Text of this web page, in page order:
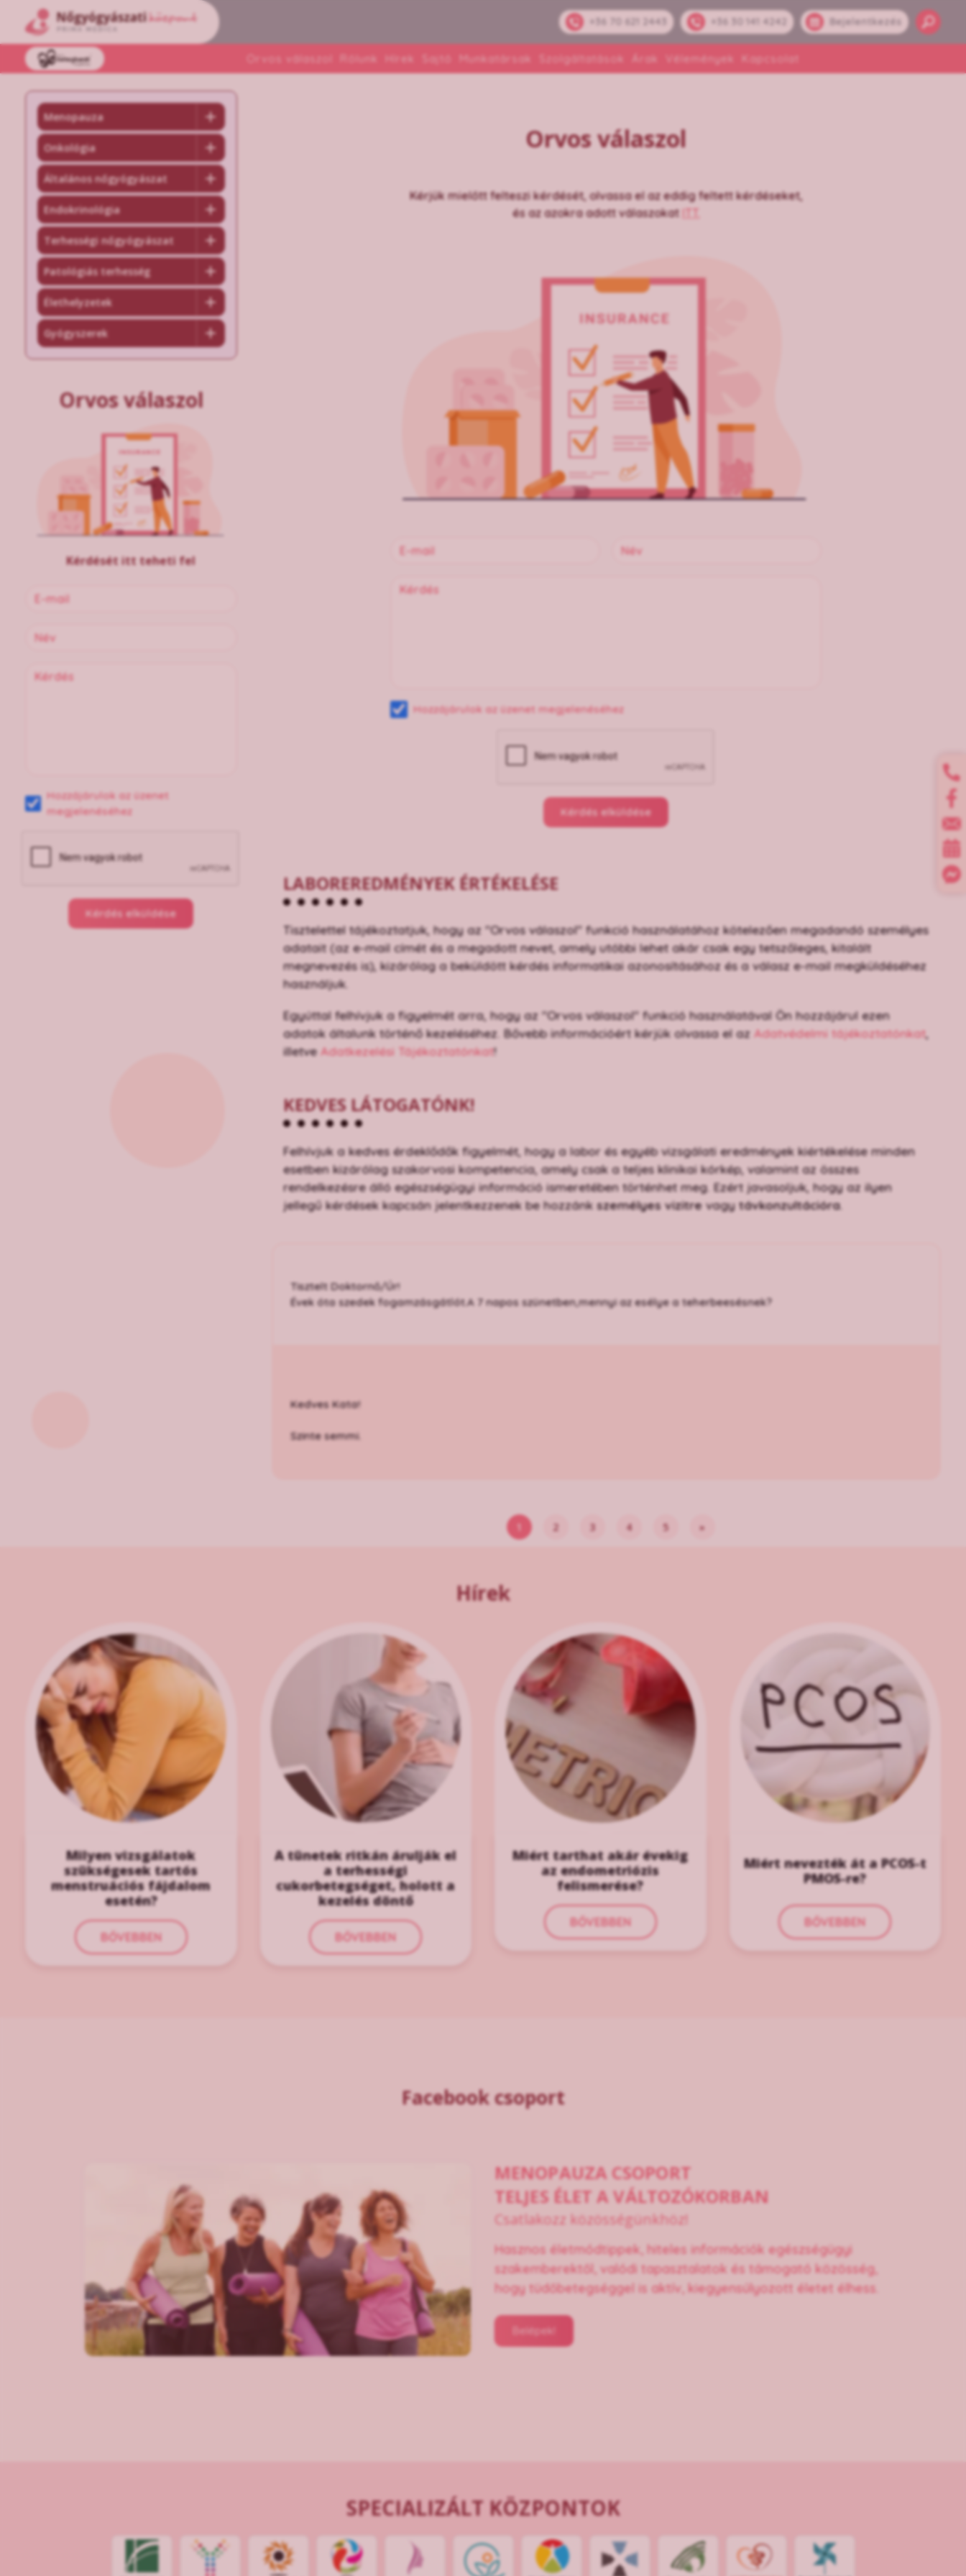
+36 70 621 2443 +36 30 141 4242 Bejelentkezés
Orvos válaszol Rólunk Hírek Sajtó Munkatársak Szolgáltatások Árak Vélemények Kapcsolat
Menopauza
Onkológia
Általános nőgyógyászat
Endokrinológia
Terhességi nőgyógyászat
Patológiás terhesség
Élethelyzetek
Gyógyszerek
Orvos válaszol
Kérdését itt teheti fel
Hozzájárulok az üzenet
megjelenéséhez
Kérdés elküldése
Orvos válaszol
Kérjük mielőtt felteszi kérdését, olvassa el az eddig feltett kérdéseket,
és az azokra adott válaszokat
Hozzájárulok az üzenet megjelenéséhez
Kérdés elküldése
LABOREREDMÉNYEK ÉRTÉKELÉSE
Tisztelettel tájékoztatjuk, hogy az "Orvos válaszol" funkció használatához kötelezően megadandó személyes
adatait (az e-mail címét és a megadott nevet, amely utóbbi lehet akár csak egy tetszőleges, kitalált
megnevezés is), kizárólag a beküldött kérdés informatikai azonosításához és a válasz e-mail megküldéséhez
használjuk.
Egyúttal felhívjuk a figyelmét arra, hogy az "Orvos válaszol" funkció használatával Ön hozzájárul ezen
adatok általunk történő kezeléséhez. Bővebb információért kérjük olvassa el az Adatvédelmi tájékoztatónkat,
illetve Adatkezelési Tájékoztatónkat!
KEDVES LÁTOGATÓNK!
Felhívjuk a kedves érdeklődők figyelmét, hogy a labor és egyéb vizsgálati eredmények kiértékelése minden
esetben kizárólag szakorvosi kompetencia, amely csak a teljes klinikai kórkép, valamint az összes
rendelkezésre álló egészségügyi információ ismeretében történhet meg. Ezért javasoljuk, hogy az ilyen
jellegű kérdések kapcsán jelentkezzenek be hozzánk személyes vizitrevagytávkonzultációra.
Tisztelt Doktornő/Úr!
Évek óta szedek fogamzásgátlót.A 7 napos szünetben,mennyi az esélye a teherbeesésnek?
Kedves Kata!
Szinte semmi.
1 2 3 4 5 »
Hírek
Milyen vizsgálatok
szükségesek tartós
menstruációs fájdalom
esetén?
BŐVEBBEN
A tünetek ritkán árulják el
a terhességi
cukorbetegséget, holott a
kezelés döntő
BŐVEBBEN
Miért tarthat akár évekig
az endometriózis
felismerése?
BŐVEBBEN
Miért nevezték át a PCOS-t
PMOS-re?
BŐVEBBEN
Facebook csoport
MENOPAUZA CSOPORT
TELJES ÉLET A VÁLTOZÓKORBAN
Csatlakozz közösségünkhöz!
Hasznos életmódtippek, hiteles információk egészségügyi
szakemberektől, valódi tapasztalatok és támogató közösség,
hogy tüdőbetegséggel is aktív, kiegyensúlyozott életet élhess.
Belépek!
SPECIALIZÁLT KÖZPONTOK